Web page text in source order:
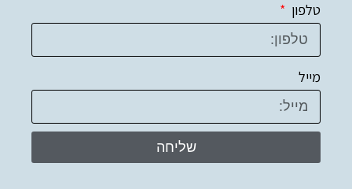
טלפון
מייל
שליחה